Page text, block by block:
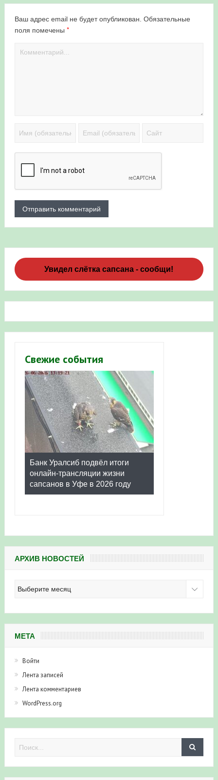
Ваш адрес email не будет опубликован. Обязательные
поля помечены *
Увидел слётка сапсана - сообщи!
Свежие события
Банк Уралсиб подвёл итоги
онлайн-трансляции жизни
сапсанов в Уфе в 2026 году
АРХИВ НОВОСТЕЙ
новостей
МЕТА
Войти
Лента записей
Лента комментариев
WordPress.org